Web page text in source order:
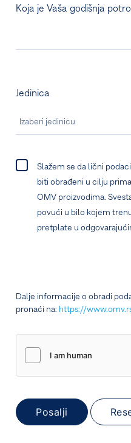
Koja je Vaša godišnja
Jedinica
Slažem se da lični
biti obrađeni u cilju
OMV proizvodima.
povući u bilo kojem
pretplate u
Dalje informacije o obradi
pronaći na: https://
Posalji